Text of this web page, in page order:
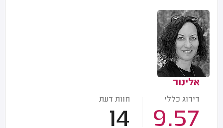
אלינור
דירוג כללי
9.57
חוות דעת
14